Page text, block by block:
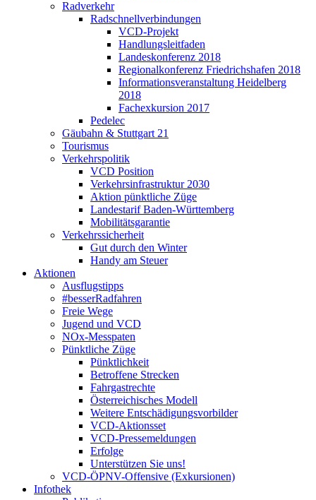
Radverkehr
Radschnellverbindungen
VCD-Projekt
Handlungsleitfaden
Landeskonferenz 2018
Regionalkonferenz Friedrichshafen 2018
Informationsveranstaltung Heidelberg
2018
Fachexkursion 2017
Pedelec
Gäubahn & Stuttgart 21
Tourismus
Verkehrspolitik
VCD Position
Verkehrsinfrastruktur 2030
Aktion pünktliche Züge
Landestarif Baden-Württemberg
Mobilitätsgarantie
Verkehrssicherheit
Gut durch den Winter
Handy am Steuer
Aktionen
Ausflugstipps
#besserRadfahren
Freie Wege
Jugend und VCD
NOx-Messpaten
Pünktliche Züge
Pünktlichkeit
Betroffene Strecken
Fahrgastrechte
Österreichisches Modell
Weitere Entschädigungsvorbilder
VCD-Aktionsset
VCD-Pressemeldungen
Erfolge
Unterstützen Sie uns!
VCD-ÖPNV-Offensive (Exkursionen)
Infothek